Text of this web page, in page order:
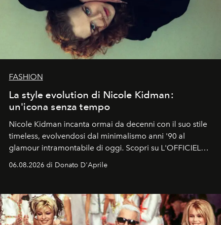
FASHION
La style evolution di Nicole Kidman:
un'icona senza tempo
Nicole Kidman incanta ormai da decenni con il suo stile
timeless, evolvendosi dal minimalismo anni '90 al
glamour intramontabile di oggi. Scopri su L'OFFICIEL
Italia la sua style evolution.
06.08.2026 di Donato D'Aprile